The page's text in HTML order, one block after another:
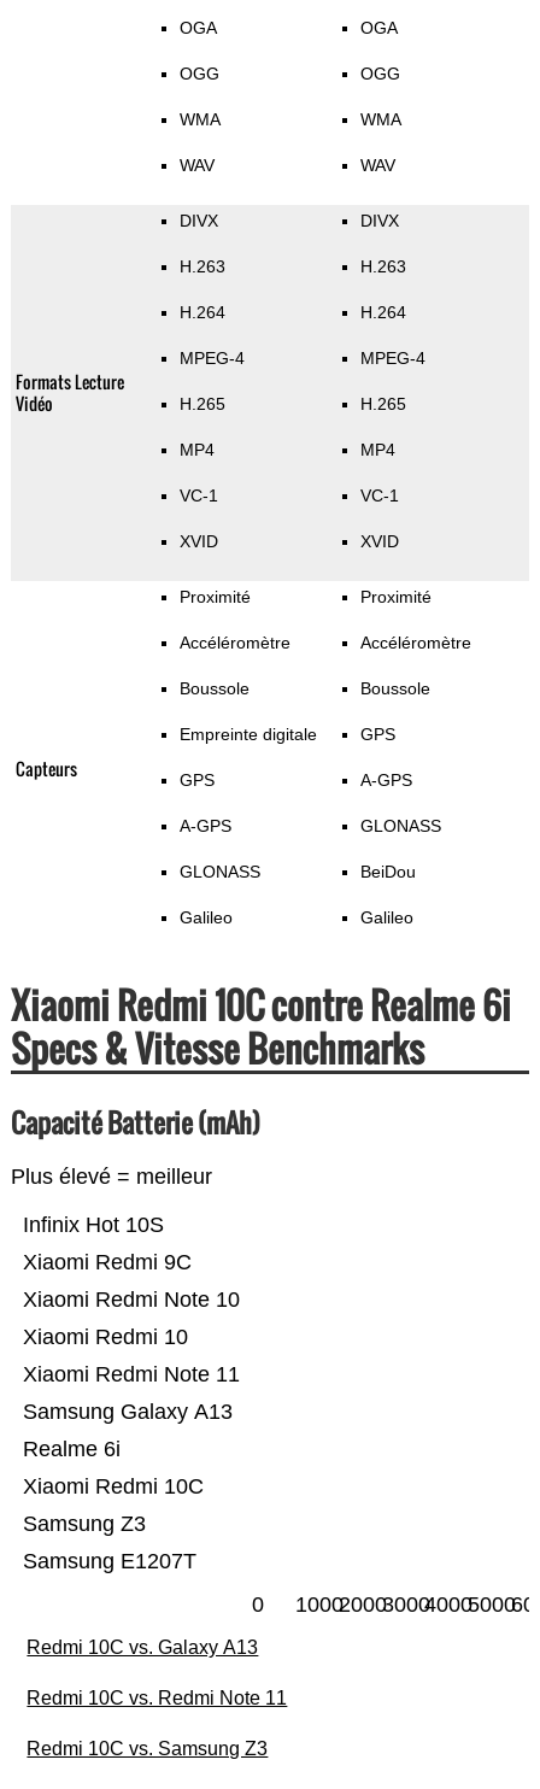
OGA
OGG
WMA
WAV
OGA
OGG
WMA
WAV
Formats Lecture
Vidéo
DIVX
H.263
H.264
MPEG-4
H.265
MP4
VC-1
XVID
DIVX
H.263
H.264
MPEG-4
H.265
MP4
VC-1
XVID
Capteurs
Proximité
Accéléromètre
Boussole
Empreinte digitale
GPS
A-GPS
GLONASS
Galileo
Proximité
Accéléromètre
Boussole
GPS
A-GPS
GLONASS
BeiDou
Galileo
Xiaomi Redmi 10C contre Realme 6i
Specs & Vitesse Benchmarks
Capacité Batterie (mAh)
Plus élevé = meilleur
Samsung E1207T
Samsung Z3
Xiaomi Redmi 10C
Realme 6i
Samsung Galaxy A13
Xiaomi Redmi Note 11
Xiaomi Redmi 10
Xiaomi Redmi Note 10
Xiaomi Redmi 9C
Infinix Hot 10S
0 10002000300040005000
Redmi 10C vs. Galaxy A13
Redmi 10C vs. Redmi Note 11
Redmi 10C vs. Samsung Z3